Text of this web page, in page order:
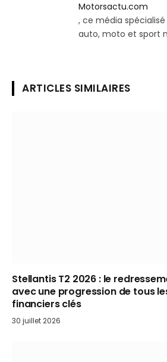
Motorsactu.com
, ce média
auto, moto et sport
ARTICLES SIMILAIRES
Stellantis T2 2026 : le
avec une progression de tous
financiers clés
30 juillet 2026